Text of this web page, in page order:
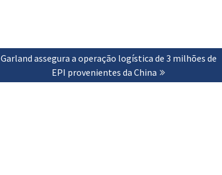
Next
Garland assegura a operação logística de 3 milhões de
EPI provenientes da China